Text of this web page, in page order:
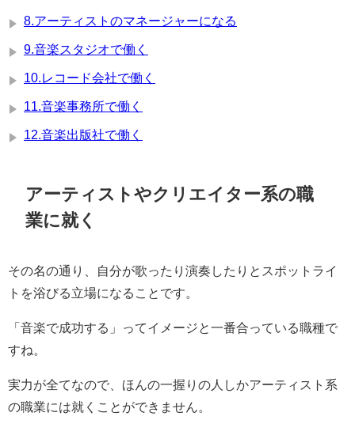
8.アーティストのマネージャーになる
9.音楽スタジオで働く
10.レコード会社で働く
11.音楽事務所で働く
12.音楽出版社で働く
アーティストやクリエイター系の職
業に就く
その名の通り、自分が歌ったり演奏したりとスポットライ
トを浴びる立場になることです。
「音楽で成功する」ってイメージと一番合っている職種で
すね。
実力が全てなので、ほんの一握りの人しかアーティスト系
の職業には就くことができません。